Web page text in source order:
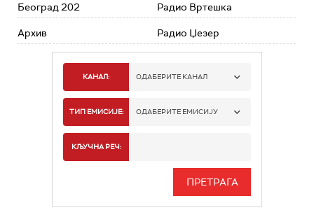
Београд 202
Архив
Радио Вртешка
Радио Џезер
КАНАЛ: ОДАБЕРИТЕ КАНАЛ
РАДИО БЕОГРАД 1
РАДИО БЕОГРАД 3
ТИП ЕМИСИЈЕ: ОДАБЕРИТЕ ЕМИСИЈУ
ИНФО
КЉУЧНА РЕЧ: